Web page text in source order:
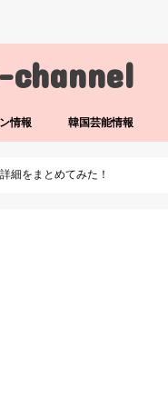
channel
情報 韓国芸能情報
細をまとめてみた！